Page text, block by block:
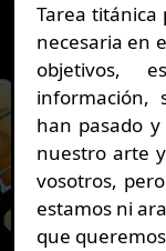
Tarea
necesaria en
objetivos,
información,
han pasado
nuestro arte
vosotros,
estamos ni
que